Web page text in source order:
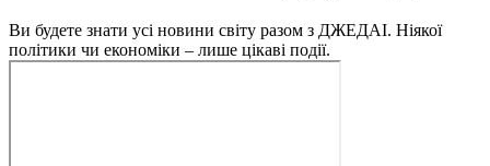
Ви будете знати усі новини світу разом з ДЖЕДАІ. Ніякої
політики чи економіки – лише цікаві події.